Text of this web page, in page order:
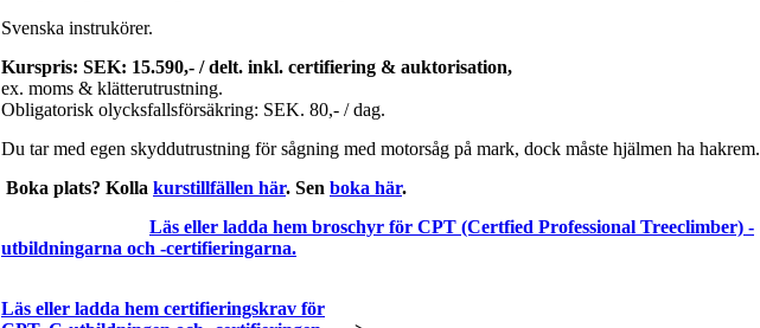
Svenska instrukörer.
Kurspris: SEK: 15.590,- / delt. inkl. certifiering & auktorisation,
ex. moms & klätterutrustning.
Obligatorisk olycksfallsförsäkring: SEK. 80,- / dag.
Du tar med egen skyddutrustning för sågning med motorsåg på mark, dock måste hjälmen ha hakrem.
Boka plats? Kolla kurstillfällen här. Sen boka här.
Läs eller ladda hem broschyr för CPT (Certfied Professional Treeclimber) -
utbildningarna och -certifieringarna.
Läs eller ladda hem certifieringskrav för